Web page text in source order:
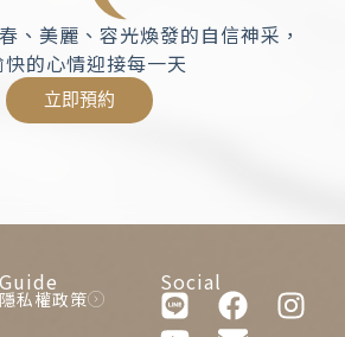
、美麗、容光煥發的自信神采，
快的心情迎接每一天
立即預約
Guide
隱私權政策
Social